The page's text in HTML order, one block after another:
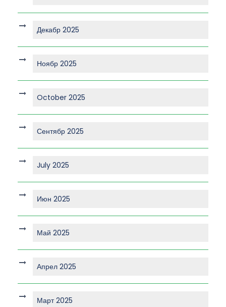
Декабр 2025
Ноябр 2025
October 2025
Сентябр 2025
July 2025
Июн 2025
Май 2025
Апрел 2025
Март 2025